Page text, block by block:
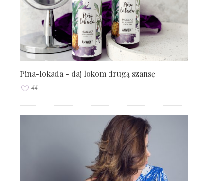
Pina-lokada - daj lokom drugą szansę
44